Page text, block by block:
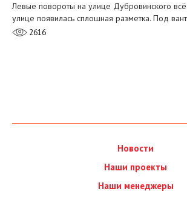
Левые повороты на улице Дубровинского
улице появилась сплошная разметка. Под
2616
Новости
Наши проекты
Наши менеджеры